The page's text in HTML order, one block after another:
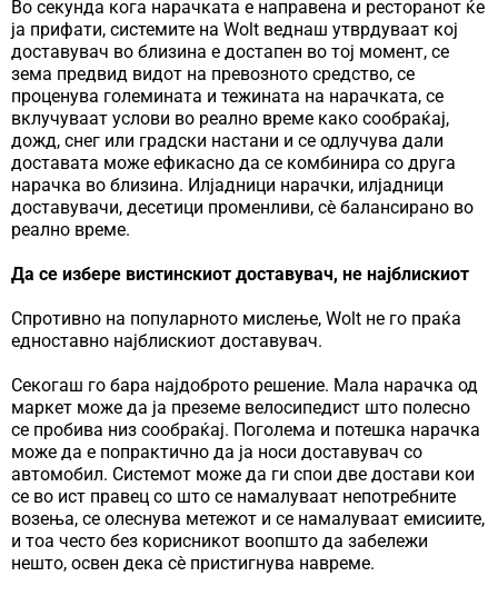
Во секунда кога нарачката е направена и ресторанот ќе
ја прифати, системите на Wolt веднаш утврдуваат кој
доставувач во близина е достапен во тој момент, се
зема предвид видот на превозното средство, се
проценува големината и тежината на нарачката, се
вклучуваат услови во реално време како сообраќај,
дожд, снег или градски настани и се одлучува дали
доставата може ефикасно да се комбинира со друга
нарачка во близина. Илјадници нарачки, илјадници
доставувачи, десетици променливи, сè балансирано во
реално време.
Да се избере вистинскиот доставувач, не најблискиот
Спротивно на популарното мислење, Wolt не го праќа
едноставно најблискиот доставувач.
Секогаш го бара најдоброто решение. Мала нарачка од
маркет може да ја преземе велосипедист што полесно
се пробива низ сообраќај. Поголема и потешка нарачка
може да е попрактично да ја носи доставувач со
автомобил. Системот може да ги спои две достави кои
се во ист правец со што се намалуваат непотребните
возења, се олеснува метежот и се намалуваат емисиите,
и тоа често без корисникот воопшто да забележи
нешто, освен дека сè пристигнува навреме.